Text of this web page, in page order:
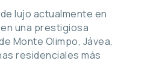
lujo actualmente en
una prestigiosa
Monte Olimpo, Jávea,
residenciales más